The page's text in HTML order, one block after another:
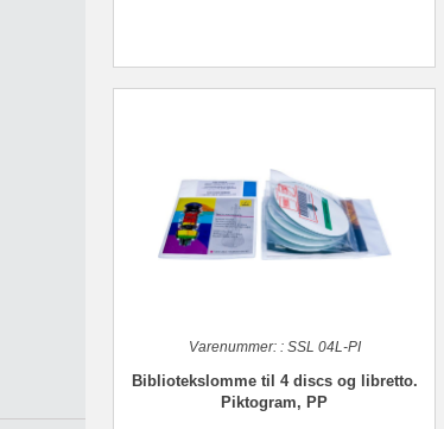
Varenummer:: SSL 04L-PI
Bibliotekslomme til 4 discs og libretto.
Piktogram, PP